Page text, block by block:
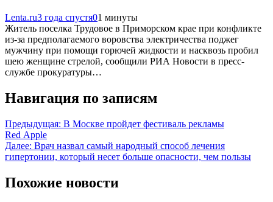
Lenta.ru3 года спустя01 минуты
Житель поселка Трудовое в Приморском крае при конфликте
из-за предполагаемого воровства электричества поджег
мужчину при помощи горючей жидкости и насквозь пробил
шею женщине стрелой, сообщили РИА Новости в пресс-
службе прокуратуры…
Навигация по записям
Предыдущая: В Москве пройдет фестиваль рекламы
Red Apple
Далее: Врач назвал самый народный способ лечения
гипертонии, который несет больше опасности, чем пользы
Похожие новости